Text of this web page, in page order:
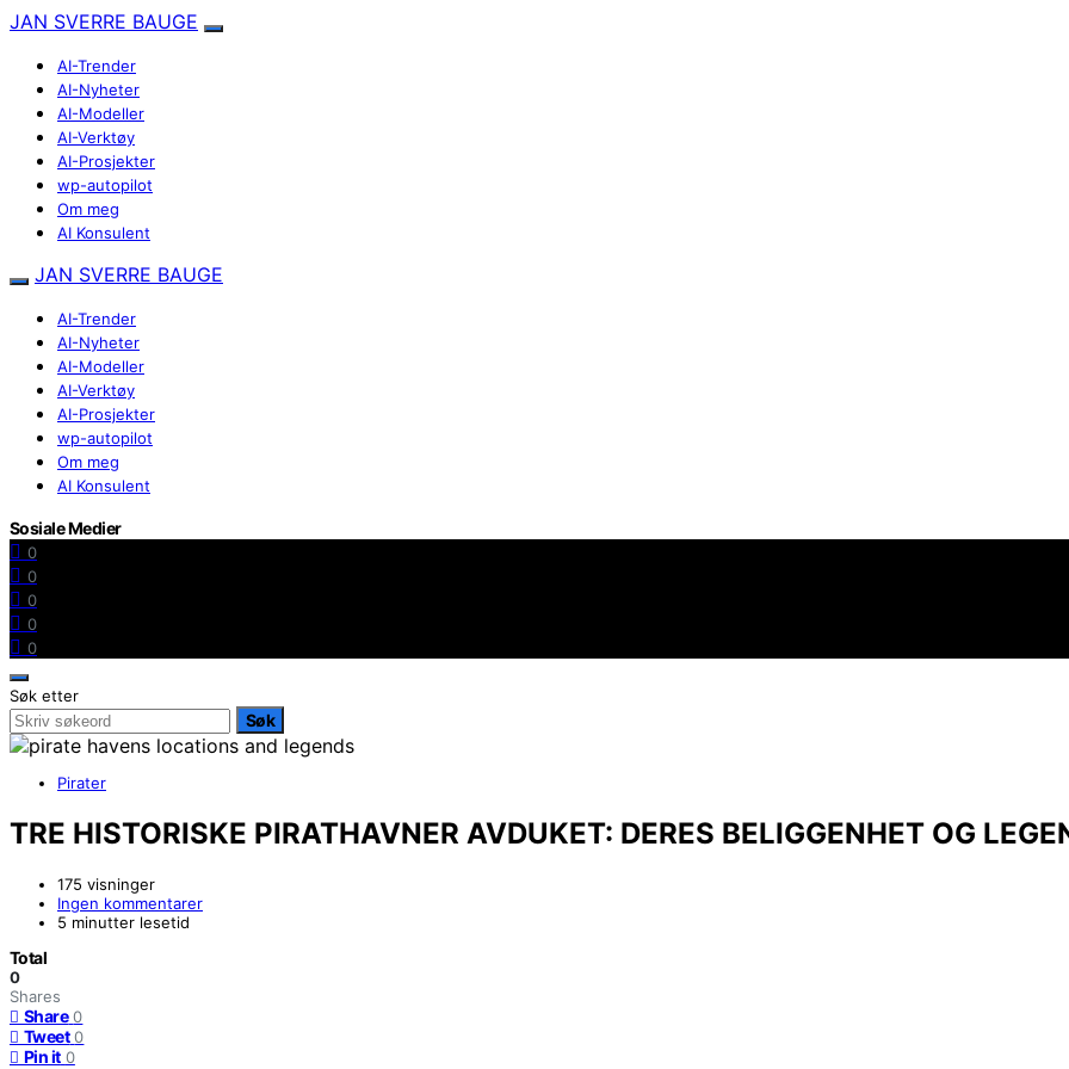
JAN SVERRE BAUGE
AI-Trender
AI-Nyheter
AI-Modeller
AI-Verktøy
AI-Prosjekter
wp-autopilot
Om meg
AI Konsulent
JAN SVERRE BAUGE
AI-Trender
AI-Nyheter
AI-Modeller
AI-Verktøy
AI-Prosjekter
wp-autopilot
Om meg
AI Konsulent
Sosiale Medier
0
0
0
0
0
Søk etter
Søk
Pirater
TRE HISTORISKE PIRATHAVNER AVDUKET: DERES BELIGGENHET OG
175 visninger
Ingen kommentarer
5 minutter lesetid
Total
0
Shares
Share 0
Tweet 0
Pin it 0